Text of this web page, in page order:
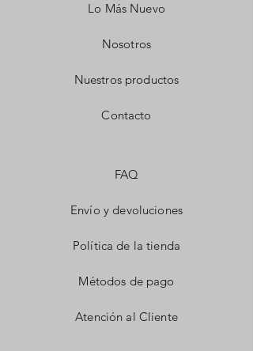
Lo Más Nuevo
Nosotros
Nuestros productos
Contacto
FAQ
Envío y devoluciones
Política de la tienda
Métodos de pago
Atención al Cliente